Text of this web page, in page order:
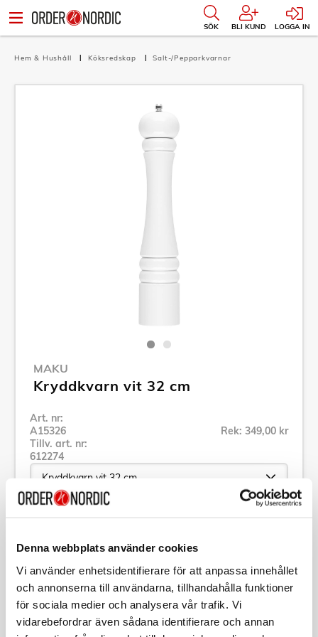
Denna webbplats använder cookies
Vi använder enhetsidentifierare för att anpassa innehållet
och annonserna till användarna, tillhandahålla funktioner
för sociala medier och analysera vår trafik. Vi
vidarebefordrar även sådana identifierare och annan
SÖK BLI KUND LOGGA IN
Hem & Hushåll Köksredskap Salt-/Pepparkvarnar
MAKU
Kryddkvarn vit 32 cm
Art. nr:
A15326
Tillv. art. nr:
612274
Rek: 349,00 kr
Specifikation
Beskrivning